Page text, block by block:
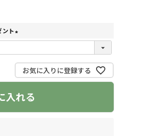
ト
必
)
お気に入りに登録する
入れる